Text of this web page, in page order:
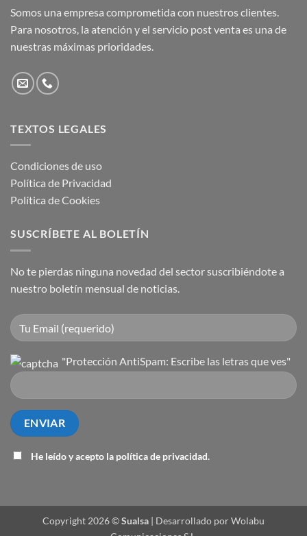
Somos una empresa comprometida con nuestros clientes.
Para nosotros, la atención y el servicio post venta es una de
nuestras máximas prioridades.
TEXTOS LEGALES
Condiciones de uso
Política de Privacidad
Política de Cookies
SUSCRÍBETE AL BOLETÍN
No te pierdas ninguna novedad del sector suscribiéndote a
nuestro boletín mensual de noticias.
"Protección AntiSpam: Escribe las letras que ves"
He leído y acepto la política de privacidad.
Copyright 2026 ©Sualsa | Desarrollado por Wolabu